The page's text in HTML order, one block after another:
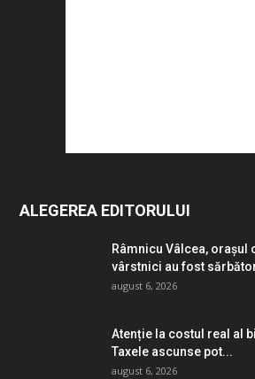
ALEGEREA EDITORULUI
Râmnicu Vâlcea,
vârstnici au fost
august 6, 2026
Atenție la costul real al
Taxele ascunse pot...
august 6, 2026